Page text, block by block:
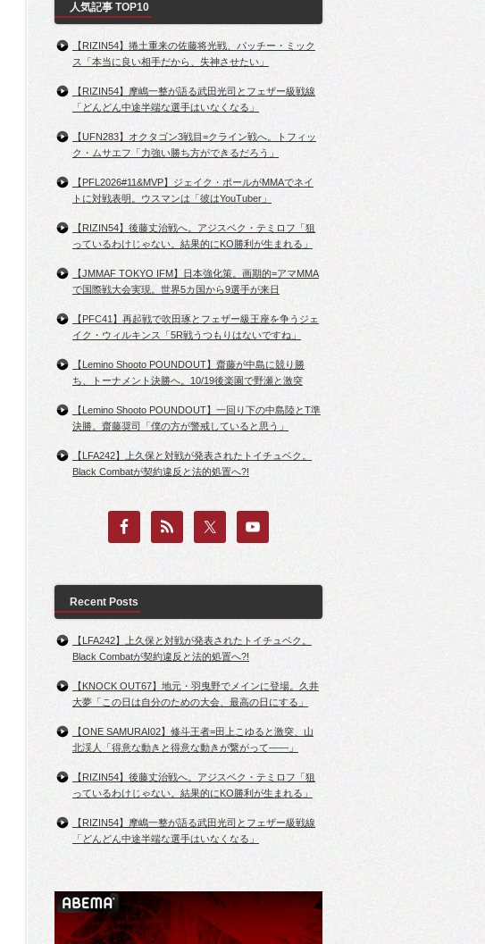
人気記事 TOP10
【RIZIN54】捲土重来の佐藤将光戦、パッチー・ミック
ス「本当に良い相手だから、失神させたい」
【RIZIN54】摩嶋一整が語る武田光司とフェザー級戦線
「どんどん中途半端な選手はいなくなる」
【UFN283】オクタゴン3戦目=クライン戦へ。トフィッ
ク・ムサエフ「力強い勝ち方ができるだろう」
【PFL2026#11&MVP】ジェイク・ポールがMMAでネイ
トに対戦表明。ウスマンは「彼はYouTuber」
【RIZIN54】後藤丈治戦へ。アジスベク・テミロフ「狙
っているわけじゃない。結果的にKO勝利が生まれる」
【JMMAF TOKYO IFM】日本強化策。画期的=アマMMA
で国際戦大会実現。世界5カ国から9選手が来日
【PFC41】再起戦で吹田琢とフェザー級王座を争うジェ
イク・ウィルキンス「5R戦うつもりはないですね」
【Lemino Shooto POUNDOUT】齋藤が中島に競り勝
ち、トーナメント決勝へ。10/19後楽園で野瀬と激突
【Lemino Shooto POUNDOUT】一回り下の中島陸とT準
決勝。齋藤奨司「僕の方が警戒していると思う」
【LFA242】上久保と対戦が発表されたトイチュベク。
Black Combatが契約違反と法的処置へ?!
Recent Posts
【LFA242】上久保と対戦が発表されたトイチュベク。
Black Combatが契約違反と法的処置へ?!
【KNOCK OUT67】地元・羽曳野でメインに登場。久井
大夢「この日は自分のための大会、最高の日にする」
【ONE SAMURAI02】修斗王者=田上こゆると激突、山
北渓人「得意な動きと得意な動きが繋がって――」
【RIZIN54】後藤丈治戦へ。アジスベク・テミロフ「狙
っているわけじゃない。結果的にKO勝利が生まれる」
【RIZIN54】摩嶋一整が語る武田光司とフェザー級戦線
「どんどん中途半端な選手はいなくなる」